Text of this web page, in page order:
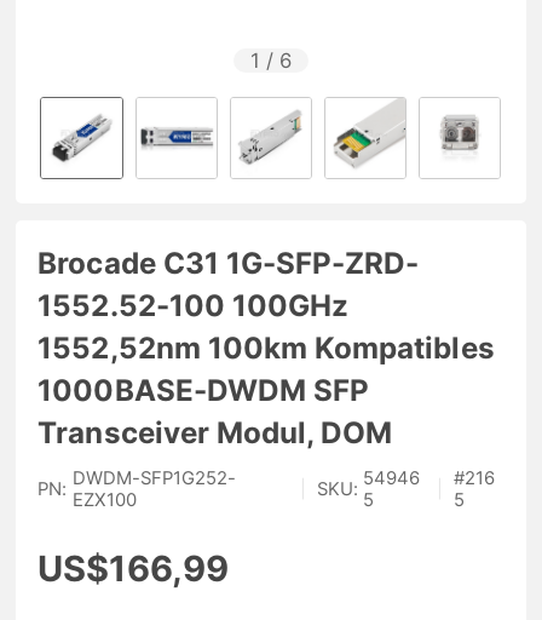
1 / 6
Brocade C31 1G-SFP-ZRD-
1552.52-100 100GHz
1552,52nm 100km Kompatibles
1000BASE-DWDM SFP
Transceiver Modul, DOM
PN: DWDM-SFP1G252-
EZX100
SKU: 54946
5
#216
5
US$166,99